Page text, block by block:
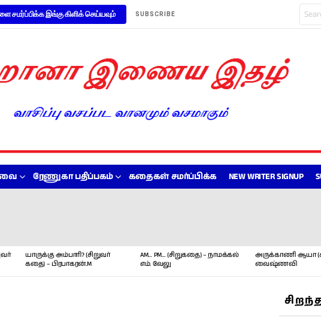
சமர்ப்பிக்க இங்கு கிளிக் செய்யவும் SUBSCRIBE
for:
ரேணுகா பதிப்பகம் கதைகள் சமர்ப்பிக்க NEW WRITER SIGNUP
யாருக்கு அம்பாரி? (சிறுவர்
கதை) – பிரபாகரன்.M
AM… PM… (சிறுகதை) – நாமக்கல்
எம். வேலு
அருக்காணி ஆயா
வைஷ்ணவி